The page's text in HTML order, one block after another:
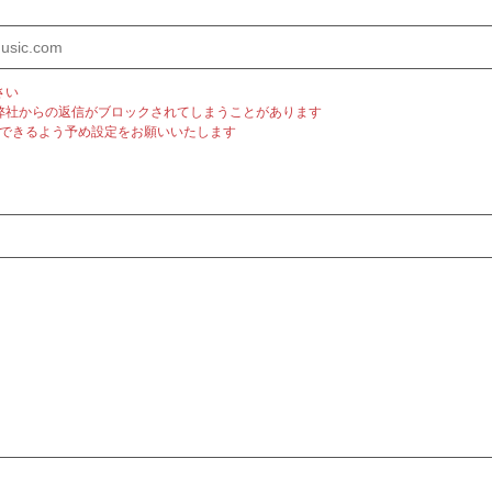
い
からの返信がブロックされてしまうことがあります
きるよう予め設定をお願いいたします